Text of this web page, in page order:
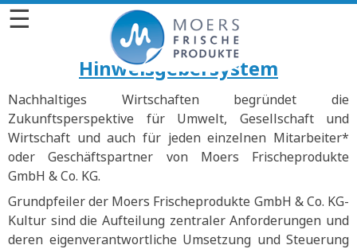
☰
Hinweisgebersystem
Nachhaltiges Wirtschaften begründet die
Zukunftsperspektive für Umwelt, Gesellschaft und
Wirtschaft und auch für jeden einzelnen Mitarbeiter*
oder Geschäftspartner von Moers Frischeprodukte
GmbH & Co. KG.
Grundpfeiler der Moers Frischeprodukte GmbH & Co. KG-
Kultur sind die Aufteilung zentraler Anforderungen und
deren eigenverantwortliche Umsetzung und Steuerung